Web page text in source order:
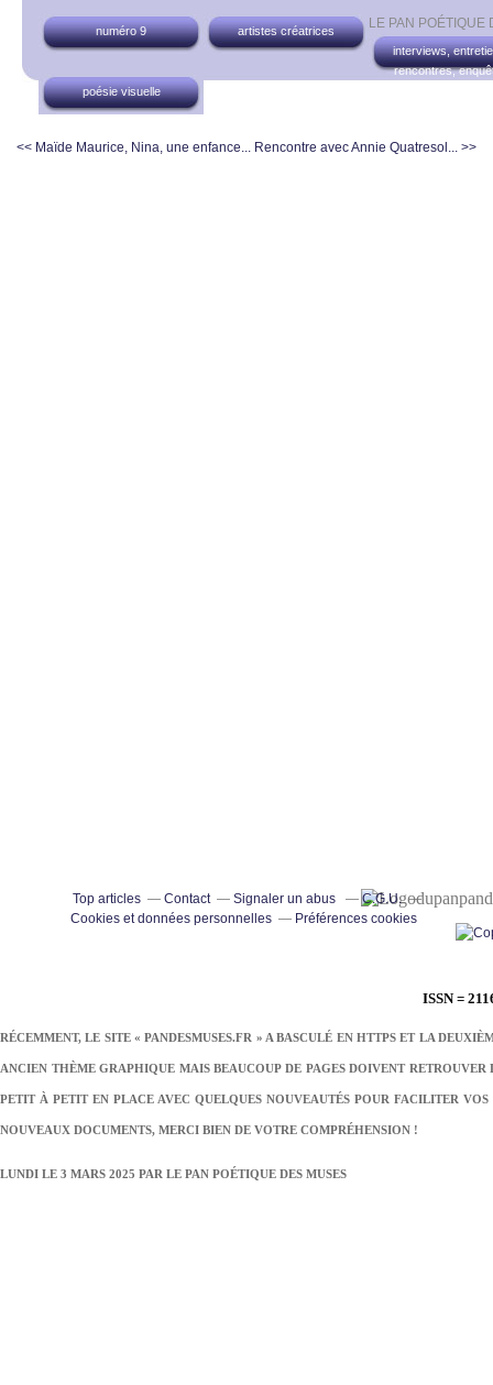
LE PAN POÉTIQUE
numéro 9
artistes créatrices
interviews,
rencontres,
poésie visuelle
<< Maïde Maurice, Nina, une enfance... Rencontre avec Annie Quatresol... >>
ISSN =
RÉCEMMENT, LE SITE « PANDESMUSES.FR » A BASCULÉ EN HTTPS ET LA
ANCIEN THÈME GRAPHIQUE MAIS BEAUCOUP DE PAGES DOIVENT
PETIT À PETIT EN PLACE AVEC QUELQUES NOUVEAUTÉS POUR FACILITER
NOUVEAUX DOCUMENTS, MERCI BIEN DE VOTRE COMPRÉHENSION !
LUNDI LE 3 MARS 2025 PAR LE PAN POÉTIQUE DES MUSES
Top articles Contact Signaler un abus
C.G.U.
Cookies et données personnelles
Préférences cookies